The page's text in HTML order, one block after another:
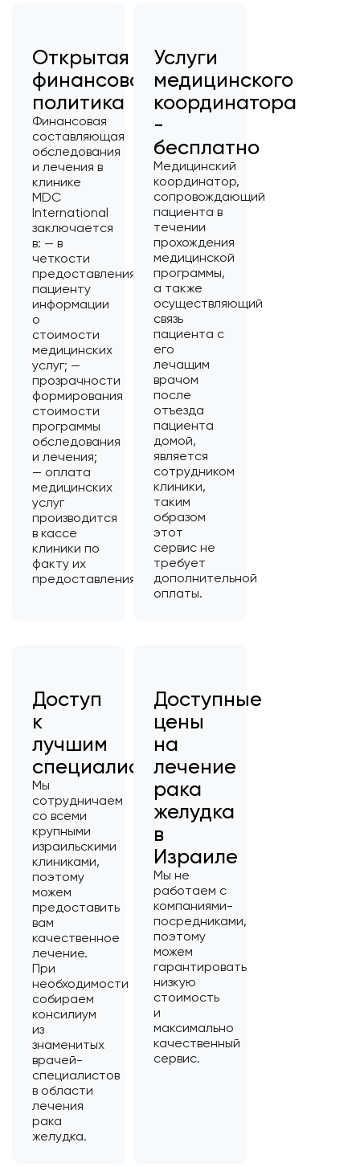
Открытая
финансовая
политика
Финансовая
составляющая
обследования
и лечения в
клинике
MDC
International
заключается
в: — в
четкости
предоставления
пациенту
информации
о
стоимости
медицинских
услуг; —
прозрачности
формирования
стоимости
программы
обследования
и лечения;
— оплата
медицинских
услуг
производится
в кассе
клиники по
факту их
предоставления;
Услуги
медицинского
координатора
-
бесплатно
Медицинский
координатор,
сопровождающий
пациента в
течении
прохождения
медицинской
программы,
а также
осуществляющий
связь
пациента с
его
лечащим
врачом
после
отъезда
пациента
домой,
является
сотрудником
клиники,
таким
образом
этот
сервис не
требует
дополнительной
оплаты.
Доступ
к
лучшим
специалистам
Мы
сотрудничаем
со всеми
крупными
израильскими
клиниками,
поэтому
можем
предоставить
вам
качественное
лечение.
При
необходимости
собираем
консилиум
из
знаменитых
врачей-
специалистов
в области
лечения
рака
желудка.
Доступные
цены
на
лечение
рака
желудка
в
Израиле
Мы не
работаем с
компаниями-
посредниками,
поэтому
можем
гарантировать
низкую
стоимость
и
максимально
качественный
сервис.